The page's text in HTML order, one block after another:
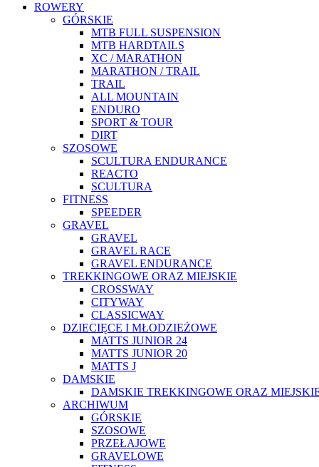
ROWERY
GÓRSKIE
MTB FULL SUSPENSION
MTB HARDTAILS
XC / MARATHON
MARATHON / TRAIL
TRAIL
ALL MOUNTAIN
ENDURO
SPORT & TOUR
DIRT
SZOSOWE
SCULTURA ENDURANCE
REACTO
SCULTURA
FITNESS
SPEEDER
GRAVEL
GRAVEL
GRAVEL RACE
GRAVEL ENDURANCE
TREKKINGOWE ORAZ MIEJSKIE
CROSSWAY
CITYWAY
CLASSICWAY
DZIECIĘCE I MŁODZIEŻOWE
MATTS JUNIOR 24
MATTS JUNIOR 20
MATTS J
DAMSKIE
DAMSKIE TREKKINGOWE ORAZ
ARCHIWUM
GÓRSKIE
SZOSOWE
PRZEŁAJOWE
GRAVELOWE